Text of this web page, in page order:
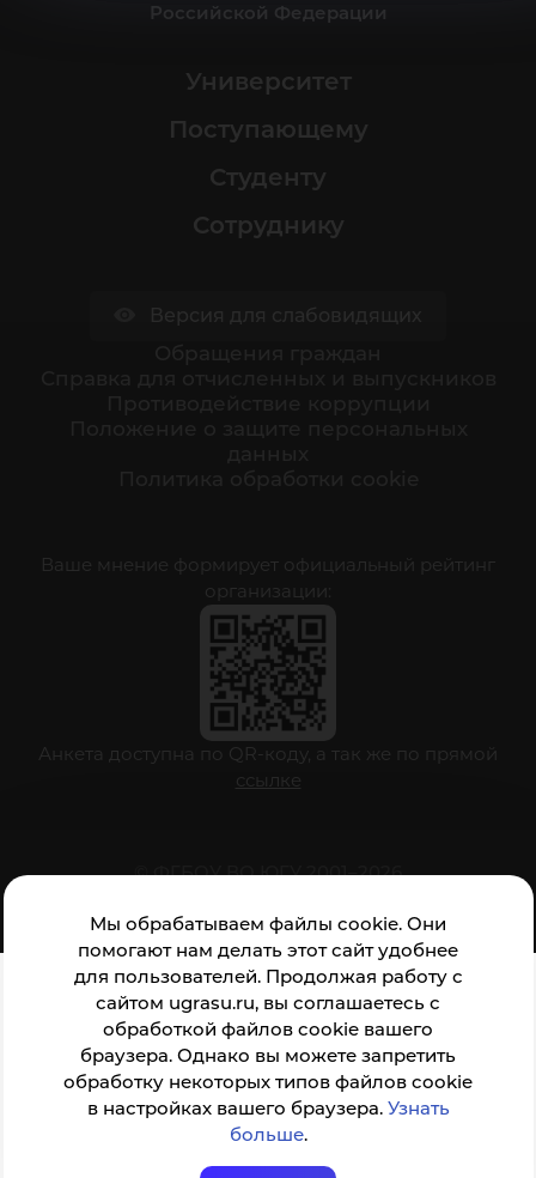
Мы обрабатываем файлы cookie. Они
помогают нам делать этот сайт удобнее
для пользователей. Продолжая работу с
сайтом ugrasu.ru, вы соглашаетесь с
обработкой файлов cookie вашего
браузера. Однако вы можете запретить
обработку некоторых типов файлов cookie
в настройках вашего браузера. Узнать
больше.
Российской Федерации
Университет
Поступающему
Студенту
Сотруднику
Ваше мнение формирует официальный рейтинг
организации:
Анкета доступна по QR-коду, а так же по прямой
ссылке
© ФГБОУ ВО ЮГУ 2001–2026